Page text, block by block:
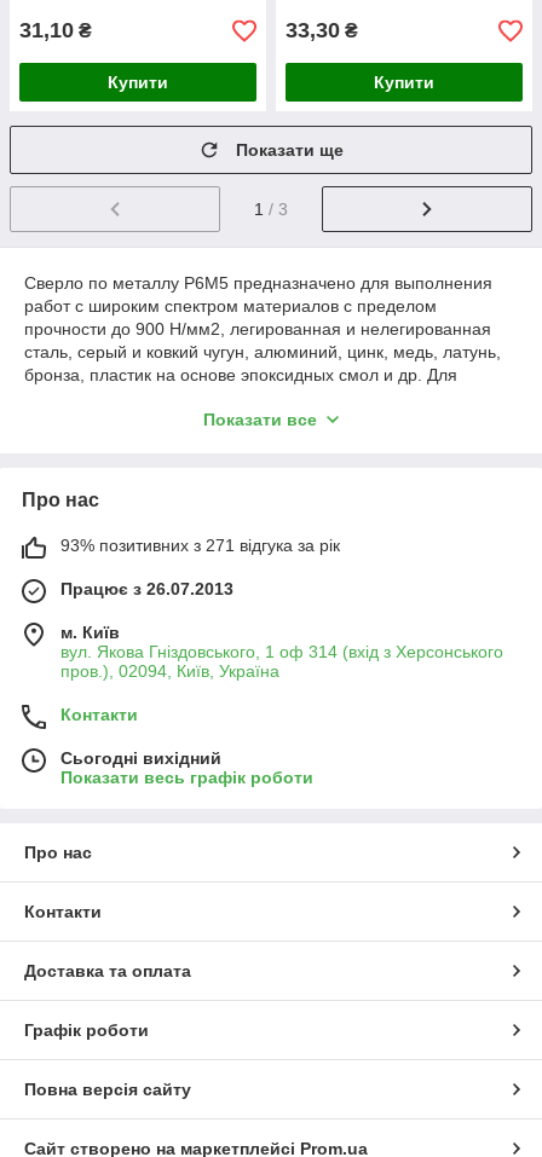
31,10 ₴
Купити
33,30 ₴
Купити
Показати ще
1 / 3
Сверло по металлу Р6М5 предназначено для выполнения
работ с широким спектром материалов с пределом
прочности до 900 Н/мм2, легированная и нелегированная
сталь, серый и ковкий чугун, алюминий, цинк, медь, латунь,
бронза, пластик на основе эпоксидных смол и др. Для
смазку или жидкостное охлаждение.
заказать доставку по Украине транспортными компаниями
Показати все
Про нас
93% позитивних з 271 відгука за рік
Працює з 26.07.2013
м. Київ
вул. Якова Гніздовського, 1 оф 314 (вхід з Херсонського
пров.), 02094, Київ, Україна
Контакти
Сьогодні вихідний
Показати весь графік роботи
Про нас
Контакти
Доставка та оплата
Графік роботи
Повна версія сайту
Сайт створено на маркетплейсі Prom.ua